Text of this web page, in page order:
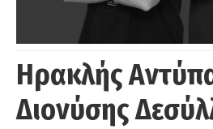
Ηρακλής
Διονύσης